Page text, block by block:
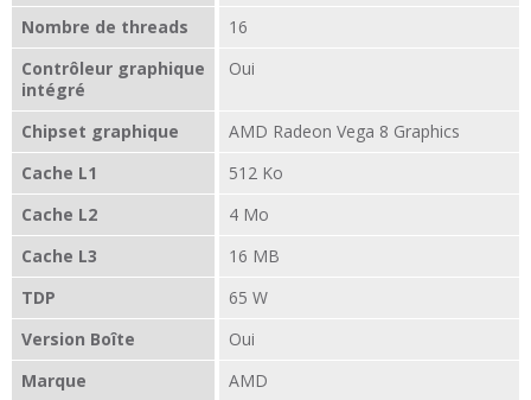
Nombre de threads
16
Contrôleur graphique
intégré
Oui
Chipset graphique
AMD Radeon Vega 8 Graphics
Cache L1
512 Ko
Cache L2
4 Mo
Cache L3
16 MB
TDP
65 W
Version Boîte
Oui
Marque
AMD